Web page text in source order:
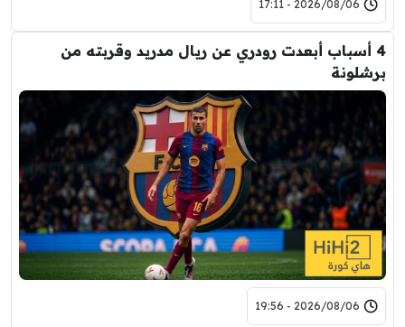
2026/08/06 - 17:11
4 أسباب أبعدت رودري عن ريال مدريد وقربته من
برشلونة
2026/08/06 - 19:56